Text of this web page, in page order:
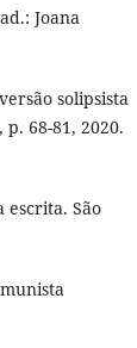
Joana
solipsista
68-81, 2020.
escrita. São